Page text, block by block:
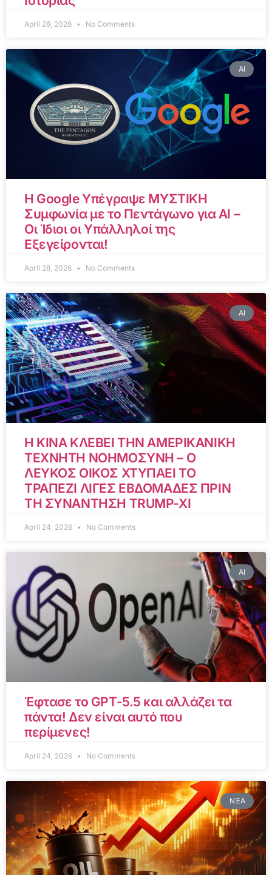
April 28, 2026 No Comments
AI
Η Google Υπέγραψε ΜΥΣΤΙΚΗ
Συμφωνία με το Πεντάγωνο για AI –
Οι Ίδιοι οι Υπάλληλοί της
Εξεγείρονται!
April 28, 2026 No Comments
AI
Η ΚΙΝΑ ΚΛΕΒΕΙ ΤΗΝ ΑΜΕΡΙΚΑΝΙΚΗ
ΤΕΧΝΗΤΗ ΝΟΗΜΟΣΥΝΗ – Ο
ΛΕΥΚΟΣ ΟΙΚΟΣ ΧΤΥΠΑΕΙ ΤΟ
ΤΡΑΠΕΖΙ ΛΙΓΕΣ ΕΒΔΟΜΑΔΕΣ ΠΡΙΝ
ΤΗ ΣΥΝΑΝΤΗΣΗ TRUMP-XI
April 24, 2026 No Comments
AI
Έφτασε το GPT-5.5 και αλλάζει τα
πάντα! Δεν είναι αυτό που
περίμενες!
April 24, 2026 No Comments
ΝΈΑ